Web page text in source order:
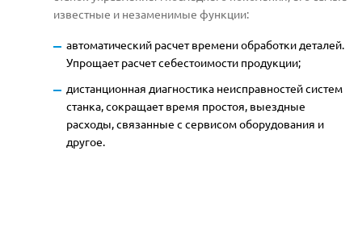
известные и незаменимые функции:
автоматический расчет времени обработки деталей.
Упрощает расчетсебестоимости продукции;
дистанционная диагностика неисправностей систем
станка, сокращает время простоя, выездные
расходы, связанные с сервисом оборудования и
другое.